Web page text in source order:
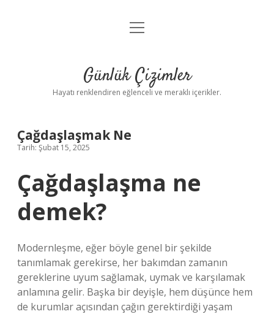
Anasayfa
Yasal Uyarı
menüyü
Günlük Çizimler
Hayatı renklendiren eğlenceli ve meraklı içerikler.
Çağdaşlaşmak Ne
Tarih: Şubat 15, 2025
Çağdaşlaşma ne
demek?
Modernleşme, eğer böyle genel bir şekilde
tanımlamak gerekirse, her bakımdan zamanın
gereklerine uyum sağlamak, uymak ve karşılamak
anlamına gelir. Başka bir deyişle, hem düşünce hem
de kurumlar açısından çağın gerektirdiği yaşam